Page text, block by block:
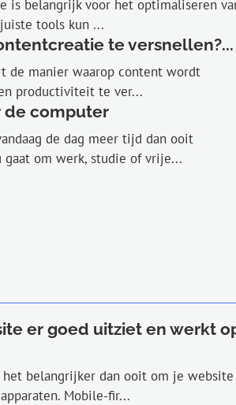
is belangrijk voor het optimaliseren
tools kun ...
te versnellen?...
de manier waarop content wordt
productiviteit te ver...
de computer
de dag meer tijd dan ooit
om werk, studie of vrije...
er goed uitziet en werkt
belangrijker dan ooit om je website
Mobile-fir...